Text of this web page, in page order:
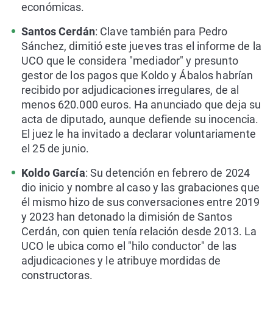
económicas.
Santos Cerdán: Clave también para Pedro
Sánchez, dimitió este jueves tras el informe de la
UCO que le considera "mediador" y presunto
gestor de los pagos que Koldo y Ábalos habrían
recibido por adjudicaciones irregulares, de al
menos 620.000 euros. Ha anunciado que deja su
acta de diputado, aunque defiende su inocencia.
El juez le ha invitado a declarar voluntariamente
el 25 de junio.
Koldo García: Su detención en febrero de 2024
dio inicio y nombre al caso y las grabaciones que
él mismo hizo de sus conversaciones entre 2019
y 2023 han detonado la dimisión de Santos
Cerdán, con quien tenía relación desde 2013. La
UCO le ubica como el "hilo conductor" de las
adjudicaciones y le atribuye mordidas de
constructoras.